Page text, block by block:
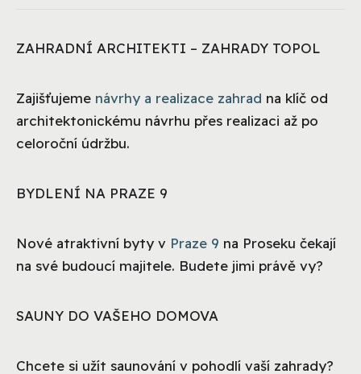
ZAHRADNÍ ARCHITEKTI – ZAHRADY TOPOL
Zajišťujeme návrhy a realizace zahrad na klíč od
architektonickému návrhu přes realizaci až po
celoroční údržbu.
BYDLENÍ NA PRAZE 9
Nové atraktivní byty v Praze 9 na Proseku čekají
na své budoucí majitele. Budete jimi právě vy?
SAUNY DO VAŠEHO DOMOVA
Chcete si užít saunování v pohodlí vaší zahrady?